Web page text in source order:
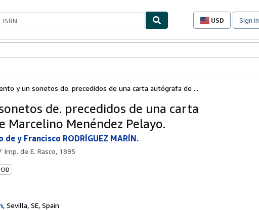
USD
Site
preferences
Sign in
y un sonetos de. precedidos de una carta autógrafa de ...
de. precedidos de una carta
Marcelino Menéndez Pelayo.
de y Francisco RODRÍGUEZ MARÍN.
Imp. de E. Rasco, 1895
, Sevilla, SE, Spain